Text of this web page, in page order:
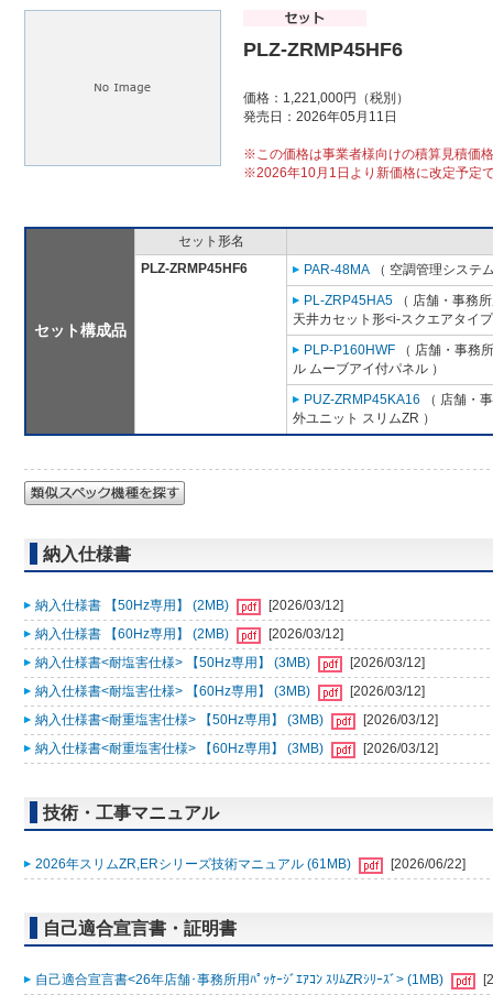
PLZ-ZRMP45HF6
価格：1,221,000円（税別）
発売日：2026年05月11日
※この価格は事業者様向けの積算見積価
※2026年10月1日より新価格に改定予定
セット構成品
セット形名
PLZ-ZRMP45HF6
PAR-48MA （ 空調管理システ
PL-ZRP45HA5 （ 店舗・事務
天井カセット形<i-スクエアタイ
PLP-P160HWF （ 店舗・事務
ル ムーブアイ付パネル ）
PUZ-ZRMP45KA16 （ 店舗・
外ユニット スリムZR ）
納入仕様書
納入仕様書 【50Hz専用】 (2MB)
[2026/03/12]
納入仕様書 【60Hz専用】 (2MB)
[2026/03/12]
納入仕様書<耐塩害仕様> 【50Hz専用】 (3MB)
[2026/03/12]
納入仕様書<耐塩害仕様> 【60Hz専用】 (3MB)
[2026/03/12]
納入仕様書<耐重塩害仕様> 【50Hz専用】 (3MB)
[2026/03/12]
納入仕様書<耐重塩害仕様> 【60Hz専用】 (3MB)
[2026/03/12]
技術・工事マニュアル
2026年スリムZR,ERシリーズ技術マニュアル (61MB) [2026/06/22]
自己適合宣言書・証明書
自己適合宣言書<26年店舗･事務所用ﾊﾟｯｹｰｼﾞｴｱｺﾝ ｽﾘﾑZRｼﾘｰｽﾞ> (1MB)